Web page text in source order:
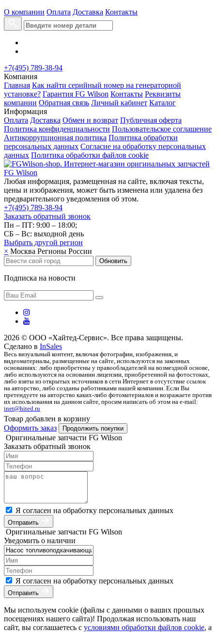
О компании Оплата Доставка Контакты
+7(495) 789-38-94
Компания
Главная Как найти серийный номер на генераторной
установке? Гарантия FG Wilson Контакты Реквизиты
компании Обратная связь Личный кабинет Каталог
Информация
Оплата Доставка Обмен и возврат Публичная оферта
Политика конфиденциальности Пользовательское соглашение
Антикоррупционная политика Политика обработки
персональных данных Согласие на обработку персональных
данных Политика обработки файлов cookie
Любая информация, размещенная на сайте, включая тексты,
цены и изображения, может быть изменена или удалена без
предварительного уведомления об этом.
+7(495) 789-38-94
Заказать обратный звонок
Пн – ПТ: 9:00 – 18:00;
СБ – Вс: выходной день
Выбрать другой регион
× Москва Регионы России
Обновить
Подписка на новости
2026 © ООО «Хайтед-Сервис». Все права защищены.
Сделано в InSales
Весь визуальный контент, включая фотографии, изображения, и
видеоматериалы, размещенные на сайте, используются на законных
основаниях: либо приобретены у правообладателей на возмездной основе,
либо используются на основании лицензии, приобретенной на фотостоках,
либо взяты из открытых источников в сети Интернет в отсутствие ссылок
на авторство, либо созданы работниками нашей компании. Если Вы
претендуете на авторство каких-либо фотоматериалов и возражаете против
их использования на данном сайте, просим написать об этом на e-mail:
inet@hited.ru
Товар добавлен в корзину
Оформить заказ
Продолжить покупки
Оригинальные запчасти FG Wilson
Заказать обратный звонок
Я согласен на обработку персональных данных
Отправить
Оригинальные запчасти FG Wilson
Уведомить о наличии
Я согласен на обработку персональных данных
Отправить
Мы используем cookie (файлы с данными о ваших прошлых
посещениях нашего сайта)! Продолжая использовать наш
сайт, вы соглашаетесь с условиями обработки файлов cookie, а